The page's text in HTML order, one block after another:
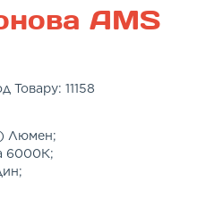
AMS
Товару: 11158
Люмен;
6000К;